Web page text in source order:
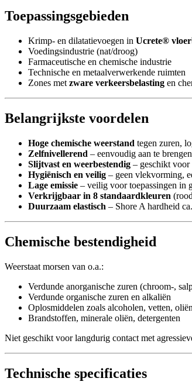
Toepassingsgebieden
Krimp- en dilatatievoegen in Ucrete®
Voedingsindustrie (nat/droog)
Farmaceutische en chemische industrie
Technische en metaalverwerkende ruimten
Zones met zware verkeersbelasting en
Belangrijkste voordelen
Hoge chemische weerstand tegen zuren,
Zelfnivellerend – eenvoudig aan te
Slijtvast en weerbestendig – geschikt voor
Hygiënisch en veilig – geen vlekvorming,
Lage emissie – veilig voor toepassingen in
Verkrijgbaar in 8 standaardkleuren
Duurzaam elastisch – Shore A hardheid
Chemische bestendigheid
Weerstaat morsen van o.a.:
Verdunde anorganische zuren (chroom-,
Verdunde organische zuren en alkaliën
Oplosmiddelen zoals alcoholen, vetten,
Brandstoffen, minerale oliën, detergenten
Niet geschikt voor langdurig contact met
Technische specificaties